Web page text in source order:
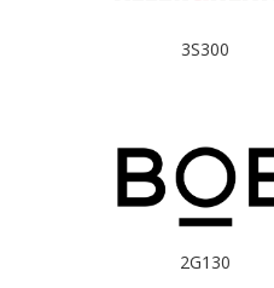
3S300
2G130